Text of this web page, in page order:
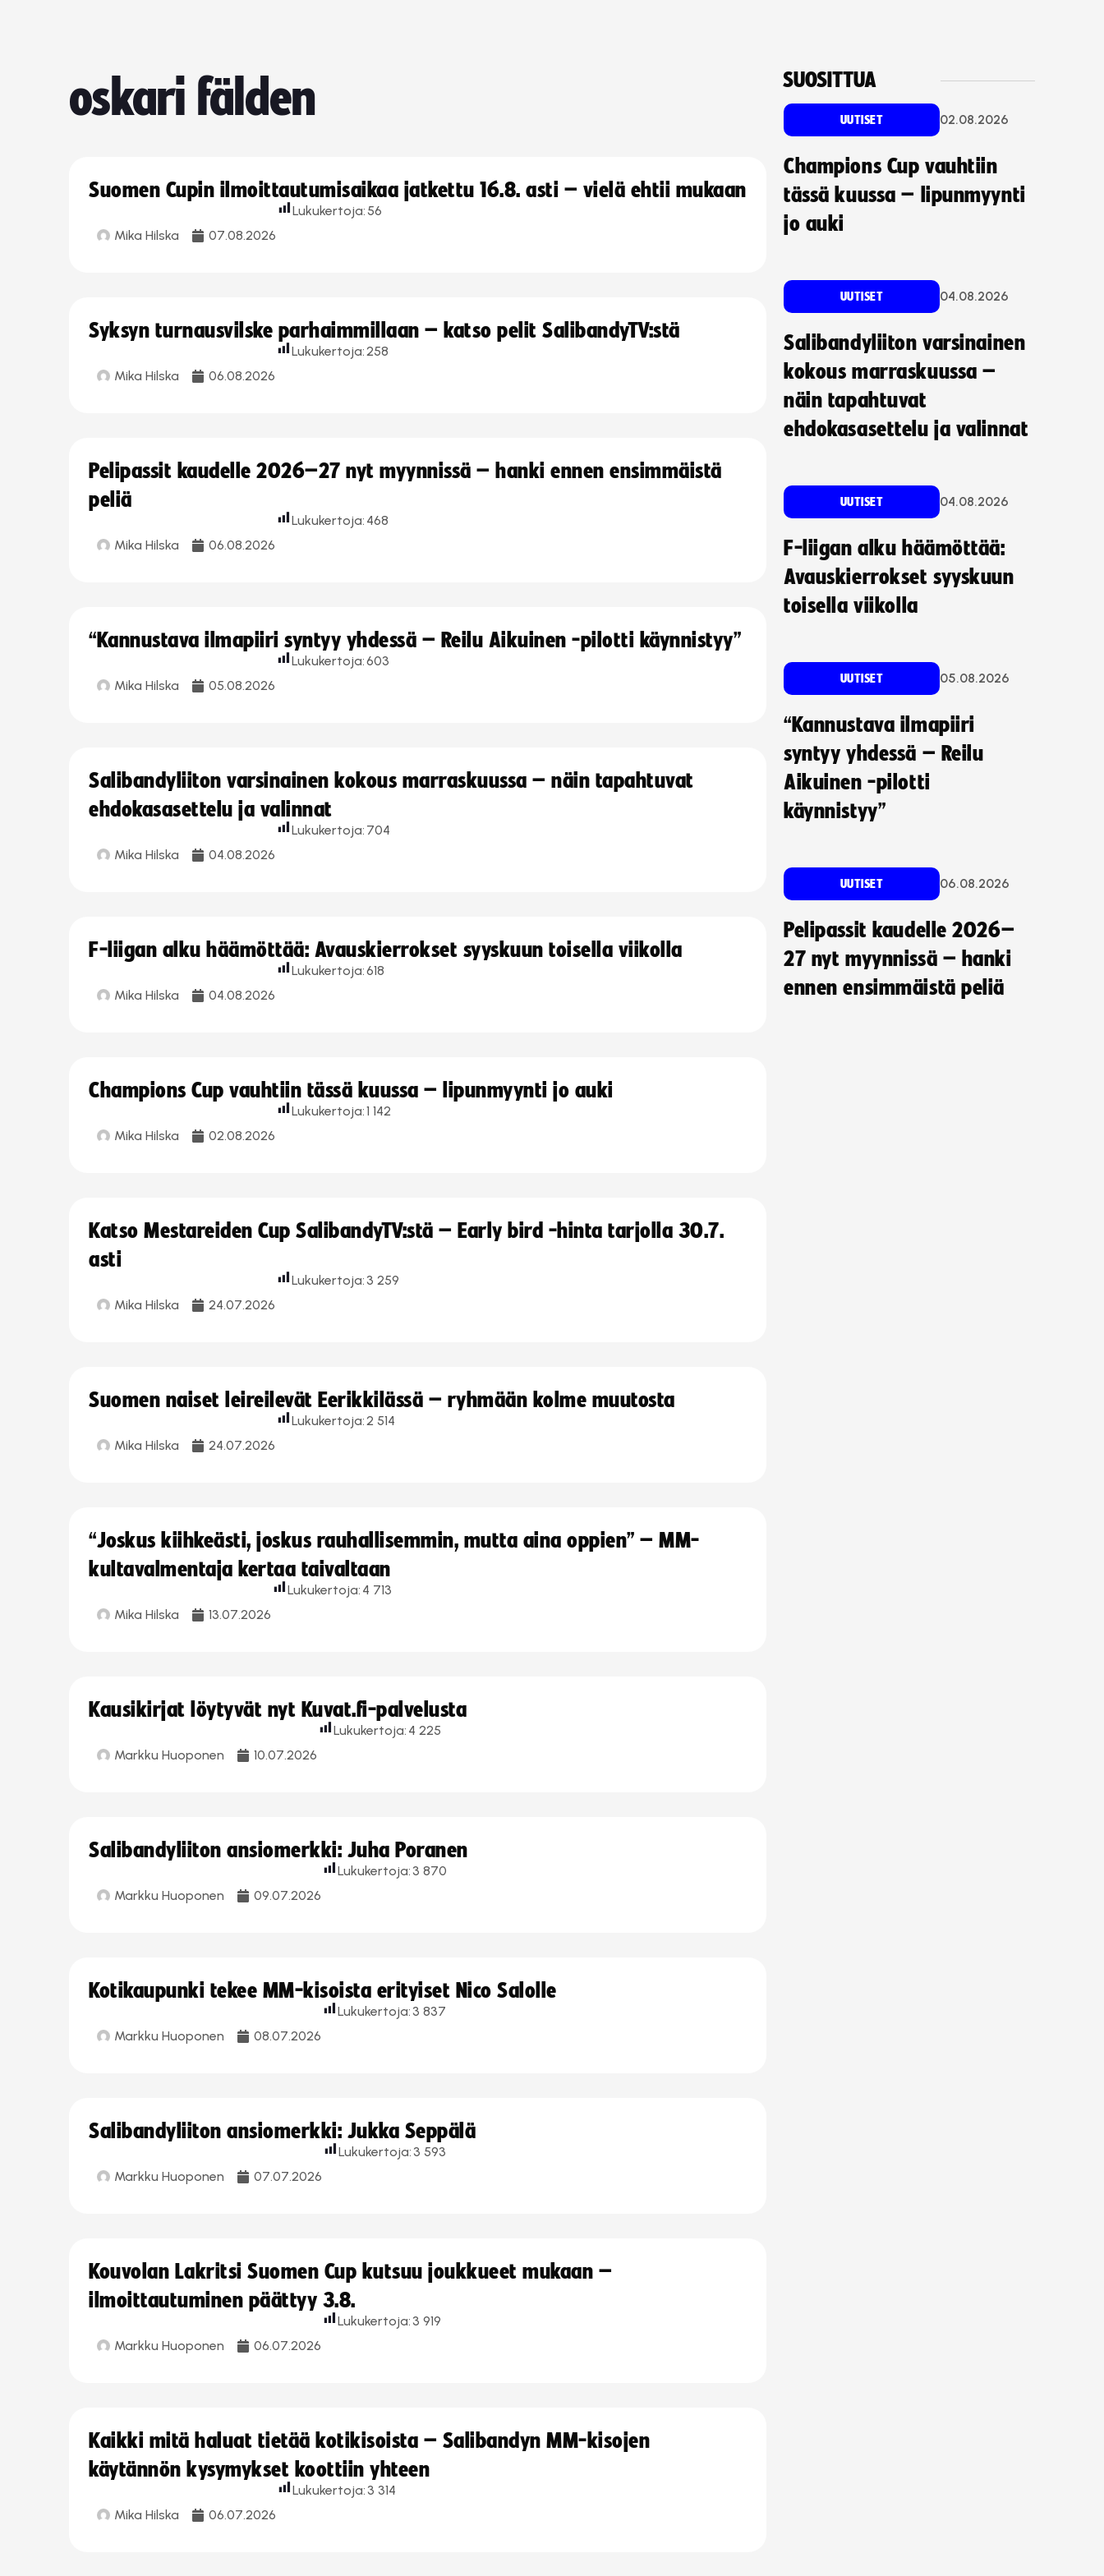
oskari fälden
Suomen Cupin ilmoittautumisaikaa jatkettu 16.8. asti – vielä ehtii mukaan
Mika Hilska 07.08.2026
Lukukertoja: 56
Syksyn turnausvilske parhaimmillaan – katso pelit SalibandyTV:stä
Mika Hilska 06.08.2026
Lukukertoja:258
Pelipassit kaudelle 2026–27 nyt myynnissä – hanki ennen ensimmäistä
peliä
Mika Hilska 06.08.2026
Lukukertoja: 468
“Kannustava ilmapiiri syntyy yhdessä – Reilu Aikuinen -pilotti käynnistyy”
Mika Hilska 05.08.2026
Lukukertoja:603
Salibandyliiton varsinainen kokous marraskuussa – näin tapahtuvat
ehdokasasettelu ja valinnat
Mika Hilska 04.08.2026
Lukukertoja: 704
F-liigan alku häämöttää: Avauskierrokset syyskuun toisella viikolla
Mika Hilska 04.08.2026
Lukukertoja:618
Champions Cup vauhtiin tässä kuussa – lipunmyynti jo auki
Mika Hilska 02.08.2026
Lukukertoja:1 142
Katso Mestareiden Cup SalibandyTV:stä – Early bird -hinta tarjolla 30.7.
asti
Mika Hilska 24.07.2026
Lukukertoja: 3 259
Suomen naiset leireilevät Eerikkilässä – ryhmään kolme muutosta
Mika Hilska 24.07.2026
Lukukertoja:2 514
“Joskus kiihkeästi, joskus rauhallisemmin, mutta aina oppien” – MM-
kultavalmentaja kertaa taivaltaan
Mika Hilska 13.07.2026
Lukukertoja: 4 713
Kausikirjat löytyvät nyt Kuvat.fi-palvelusta
Markku Huoponen 10.07.2026
Lukukertoja: 4 225
Salibandyliiton ansiomerkki: Juha Poranen
Markku Huoponen 09.07.2026
Lukukertoja: 3 870
Kotikaupunki tekee MM-kisoista erityiset Nico Salolle
Markku Huoponen 08.07.2026
Lukukertoja: 3 837
Salibandyliiton ansiomerkki: Jukka Seppälä
Markku Huoponen 07.07.2026
Lukukertoja: 3 593
Kouvolan Lakritsi Suomen Cup kutsuu joukkueet mukaan –
ilmoittautuminen päättyy 3.8.
Markku Huoponen 06.07.2026
Lukukertoja: 3 919
Kaikki mitä haluat tietää kotikisoista – Salibandyn MM-kisojen
käytännön kysymykset koottiin yhteen
Mika Hilska 06.07.2026
Lukukertoja: 3 314
SUOSITTUA
UUTISET 02.08.2026
Champions Cup vauhtiin
tässä kuussa – lipunmyynti
jo auki
UUTISET 04.08.2026
Salibandyliiton varsinainen
kokous marraskuussa –
näin tapahtuvat
ehdokasasettelu ja valinnat
UUTISET 04.08.2026
F-liigan alku häämöttää:
Avauskierrokset syyskuun
toisella viikolla
UUTISET 05.08.2026
“Kannustava ilmapiiri
syntyy yhdessä – Reilu
Aikuinen -pilotti
käynnistyy”
UUTISET 06.08.2026
Pelipassit kaudelle 2026–
27 nyt myynnissä – hanki
ennen ensimmäistä peliä